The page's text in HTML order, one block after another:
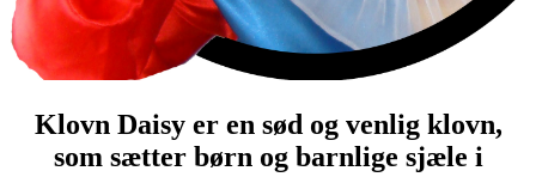
Klovn Daisy er en sød og venlig klovn,
som sætter børn og barnlige sjæle i